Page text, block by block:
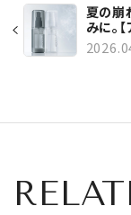
夏の崩
みに。
ョン】“
ロウ”